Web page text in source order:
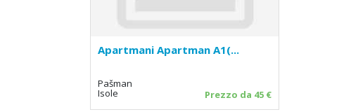
Apartmani Apartman A1(...
Pašman
Isole Prezzo da 45 €